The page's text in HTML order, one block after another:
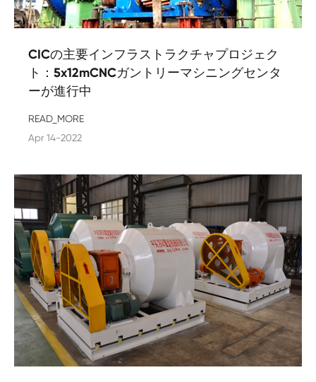
CICの主要インフラストラクチャプロジェク
ト：5x12mCNCガントリーマシニングセンタ
ーが進行中
READ_MORE
Apr 14-2022